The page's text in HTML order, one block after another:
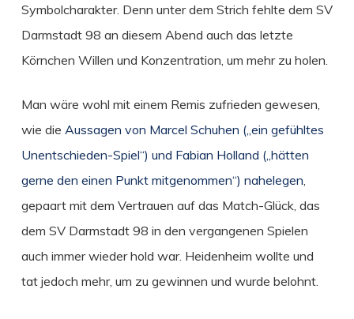
Symbolcharakter. Denn unter dem Strich fehlte dem SV
Darmstadt 98 an diesem Abend auch das letzte
Körnchen Willen und Konzentration, um mehr zu holen.
Man wäre wohl mit einem Remis zufrieden gewesen,
wie die Aussagen von Marcel Schuhen („ein gefühltes
Unentschieden-Spiel“) und Fabian Holland („hätten
gerne den einen Punkt mitgenommen“) nahelegen
gepaart mit dem Vertrauen auf das Match-Glück, das
dem SV Darmstadt 98 in den vergangenen Spielen
auch immer wieder hold war. Heidenheim wollte und
tat jedoch mehr, um zu gewinnen und wurde belohnt.